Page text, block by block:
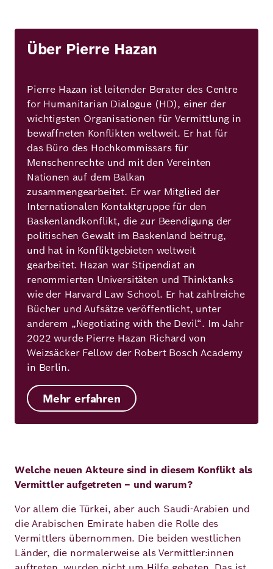
Über Pierre Hazan
Pierre Hazan ist leitender Berater des Centre
for Humanitarian Dialogue (HD), einer der
wichtigsten Organisationen für Vermittlung in
bewaffneten Konflikten weltweit. Er hat für
das Büro des Hochkommissars für
Menschenrechte und mit den Vereinten
Nationen auf dem Balkan
zusammengearbeitet. Er war Mitglied der
Internationalen Kontaktgruppe für den
Baskenlandkonflikt, die zur Beendigung der
politischen Gewalt im Baskenland beitrug,
und hat in Konfliktgebieten weltweit
gearbeitet. Hazan war Stipendiat an
renommierten Universitäten und Thinktanks
wie der Harvard Law School. Er hat zahlreiche
Bücher und Aufsätze veröffentlicht, unter
anderem „Negotiating with the Devil“. Im Jahr
2022 wurde Pierre Hazan Richard von
Weizsäcker Fellow der Robert Bosch Academy
in Berlin.
Mehr erfahren
Welche neuen Akteure sind in diesem Konflikt als
Vermittler aufgetreten – und warum?
Vor allem die Türkei, aber auch Saudi-Arabien und
die Arabischen Emirate haben die Rolle des
Vermittlers übernommen. Die beiden westlichen
Länder, die normalerweise als Vermittler:innen